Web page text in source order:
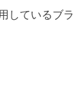
しているブラ